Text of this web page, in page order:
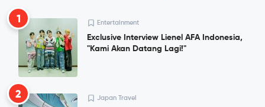
1 Entertainment
Exclusive Interview Lienel AFA Indonesia,
"Kami Akan Datang Lagi!"
2 Japan Travel